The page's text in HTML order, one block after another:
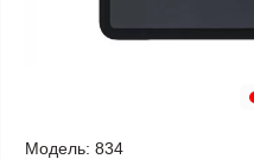
Модель: 834